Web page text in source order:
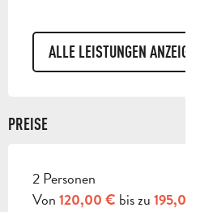
ALLE LEISTUNGEN ANZEIGEN
PREISE
PREISE 2026
2 Personen
Von 120,00 € bis zu 195,00 €